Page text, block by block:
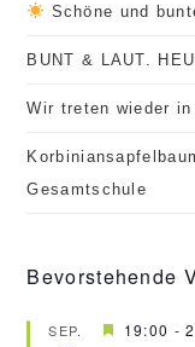
Schöne und
BUNT & LAUT.
Wir treten wieder
Gesamtschule
Bevorstehende
SEP.
H
19:00 -